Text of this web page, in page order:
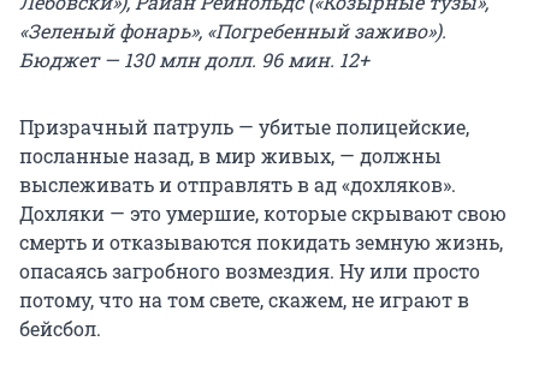
«Зеленый фонарь», «Погребенный заживо»).
Бюджет — 130 млн долл. 96 мин. 12+
Призрачный патруль — убитые полицейские,
посланные назад, в мир живых, — должны
выслеживать и отправлять в ад «дохляков».
Дохляки — это умершие, которые скрывают свою
смерть и отказываются покидать земную жизнь,
опасаясь загробного возмездия. Ну или просто
потому, что на том свете, скажем, не играют в
бейсбол.